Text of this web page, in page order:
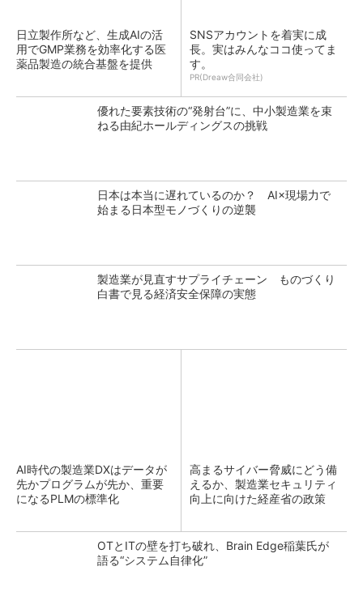
日立製作所など、生成AIの活
用でGMP業務を効率化する医
薬品製造の統合基盤を提供
SNSアカウントを着実に成
長。実はみんなココ使ってま
す。
PR(Dreaw合同会社)
優れた要素技術の“発射台”に、中小製造業を束
ねる由紀ホールディングスの挑戦
日本は本当に遅れているのか？ AI×現場力で
始まる日本型モノづくりの逆襲
製造業が見直すサプライチェーン ものづくり
白書で見る経済安全保障の実態
AI時代の製造業DXはデータが
先かプログラムが先か、重要
になるPLMの標準化
高まるサイバー脅威にどう備
えるか、製造業セキュリティ
向上に向けた経産省の政策
OTとITの壁を打ち破れ、Brain Edge稲葉氏が
語る“システム自律化”